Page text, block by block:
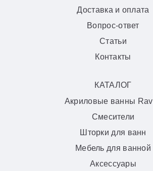
Доставка и оплата
Вопрос-ответ
Статьи
Контакты
КАТАЛОГ
Акриловые ванны
Смесители
Шторки для ванн
Мебель для ванной
Аксессуары